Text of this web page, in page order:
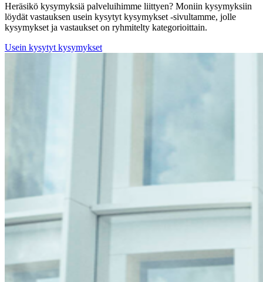
Heräsikö kysymyksiä palveluihimme liittyen? Moniin kysymyksiin
löydät vastauksen usein kysytyt kysymykset -sivultamme, jolle
kysymykset ja vastaukset on ryhmitelty kategorioittain.
Usein kysytyt kysymykset